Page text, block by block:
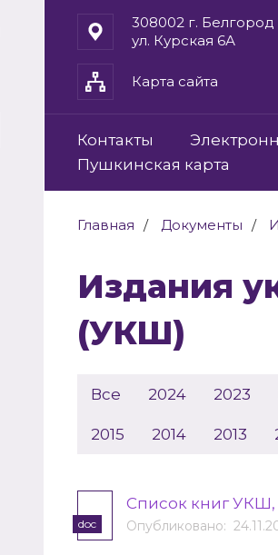
308002 г. Белгород
ул. Курская 6А
Карта сайта
Контакты
Пушкинская карта
Главная Документы
Издания укрупнённого шрифта
(УКШ)
Все 2024 2023
2015 2014 2013
doc
Список книг УКШ,
Опубликовано: